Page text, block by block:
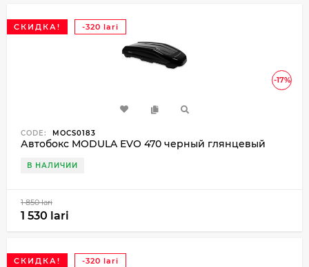
-17%
СКИДКА! -320 lari
CODE: MOCS0183
Автобокс MODULA EVO 470 черный глянцевый
В НАЛИЧИИ
1 850 lari
1 530 lari
СКИДКА! -320 lari